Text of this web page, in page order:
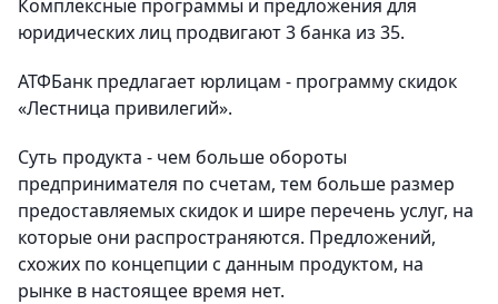
Комплексные программы и предложения для
юридических лиц продвигают 3 банка из 35.
АТФБанк предлагает юрлицам - программу скидок
«Лестница привилегий».
Суть продукта - чем больше обороты
предпринимателя по счетам, тем больше размер
предоставляемых скидок и шире перечень услуг, на
которые они распространяются. Предложений,
схожих по концепции с данным продуктом, на
рынке в настоящее время нет.